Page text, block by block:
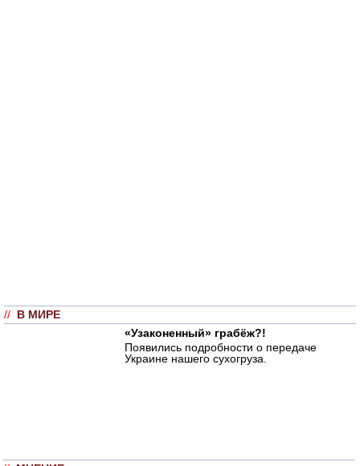
// В МИРЕ
«Узаконенный» грабёж?!
Появились подробности о передаче
Украине нашего сухогруза.